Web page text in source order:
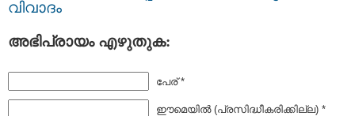
വിവാദം
അഭിപ്രായം എഴുതുക:
പേര് *
ഈമെയില്‍ (പ്രസിദ്ധീകരിക്കില്ല) *